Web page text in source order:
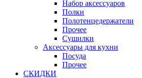
Набор аксессуаров
Полки
Полотенцедержатели
Прочее
Сушилки
Аксессуары для кухни
Посуда
Прочее
СКИДКИ